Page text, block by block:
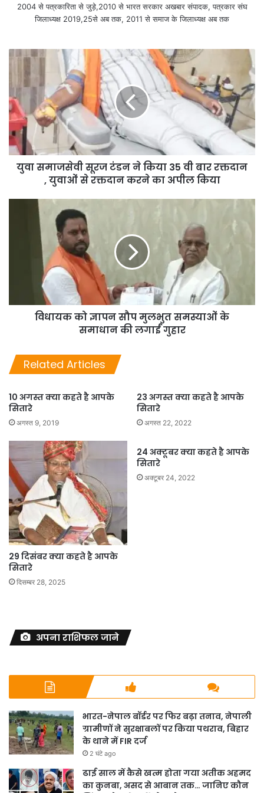
2004 से पत्रकारिता से जुड़े,2010 से भारत सरकार अखबार संपादक, पत्रकार संघ
जिलाध्यक्ष 2019,25से अब तक, 2011 से समाज के जिलाध्यक्ष अब तक
युवा समाजसेवी सूरज टंडन ने किया 35 वी बार रक्तदान
, युवाओं से रक्तदान करने का अपील किया
विधायक को ज्ञापन सौप मुलभुत समस्याओं के
समाधान की लगाईं गुहार
Related Articles
10 अगस्त क्या कहते है आपके
सितारे
अगस्त 9, 2019
23 अगस्त क्या कहते है आपके
सितारे
अगस्त 22, 2022
29 दिसंबर क्या कहते है आपके
सितारे
दिसम्बर 28, 2025
24 अक्टूबर क्या कहते है आपके
सितारे
अक्टूबर 24, 2022
अपना राशिफल जाने
भारत-नेपाल बॉर्डर पर फिर बढ़ा तनाव, नेपाली
ग्रामीणों ने सुरक्षाबलों पर किया पथराव, बिहार
के थाने में FIR दर्ज
2 घंटे ago
ढाई साल में कैसे खत्म होता गया अतीक अहमद
का कुनबा, असद से आबान तक… जानिए कौन